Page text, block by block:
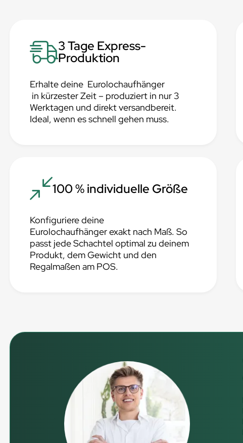
3 Tage Express-
Produktion
Erhalte deine Eurolochaufhänger
in kürzester Zeit – produziert in nur 3
Werktagen und direkt versandbereit.
Ideal, wenn es schnell gehen muss.
100 % individuelle Größe
Konfiguriere deine
Eurolochaufhänger exakt nach Maß. So
passt jede Schachtel optimal zu deinem
Produkt, dem Gewicht und den
Regalmaßen am POS.